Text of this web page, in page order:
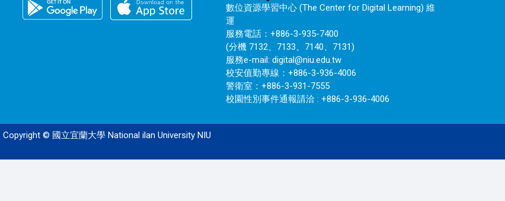
數位資源學習中心 (The Center for Digital Learning) 維
運
服務電話：+886-3-935-7400
(分機 7132、7133、7140、7131)
服務e-mail:digital@niu.edu.tw
校安值勤專線：+886-3-936-4006
警衛室：+886-3-931-7555
校園性別事件通報請洽 : +886-3-936-4006
Copyright © 國立宜蘭大學 National ilan University NIU